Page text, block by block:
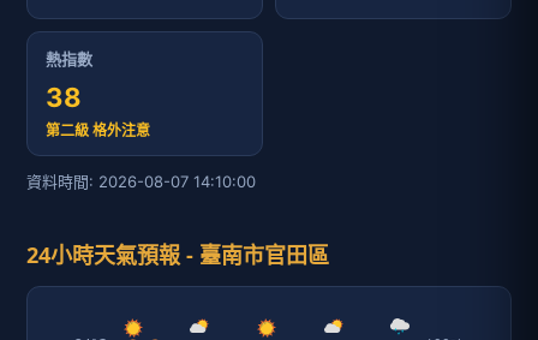
熱指數
38
第二級 格外注意
資料時間: 2026-08-07 14:10:00
24小時天氣預報 - 臺南市官田區